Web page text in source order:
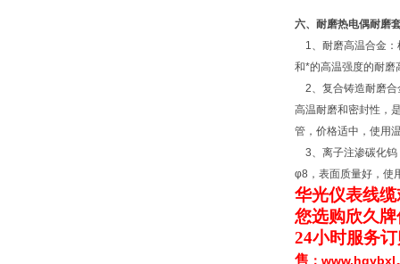
六、耐磨热电偶耐磨
1、耐磨高温合金：
和*的高温强度的耐
2、复合铸造耐磨合
高温耐磨和密封性，
管，价格适中，使用
3、离子注渗碳化钨
φ8，表面质量好，使
华光仪表线
您选购欣久
24小时服务
售 ： www.hgybxl